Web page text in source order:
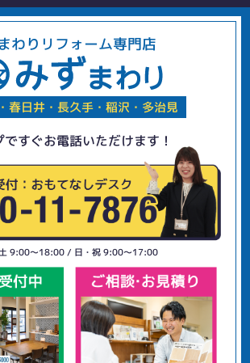
わりリフォーム専門店
春日井・長久手・稲沢・多治見
ですぐお電話いただけます！
9:00〜18:00 / 日・祝 9:00〜17:00